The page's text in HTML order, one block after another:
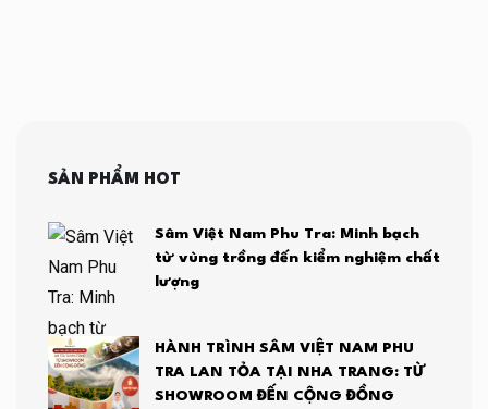
SẢN PHẨM HOT
Sâm Việt Nam Phu Tra: Minh bạch
từ vùng trồng đến kiểm nghiệm chất
lượng
HÀNH TRÌNH SÂM VIỆT NAM PHU
TRA LAN TỎA TẠI NHA TRANG: TỪ
SHOWROOM ĐẾN CỘNG ĐỒNG